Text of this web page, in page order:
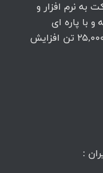
به نرم افزار و
با پاره ای
اقدامات تکمیلی, ظرفیت کارخانه به 25,000 تن افزایش
: